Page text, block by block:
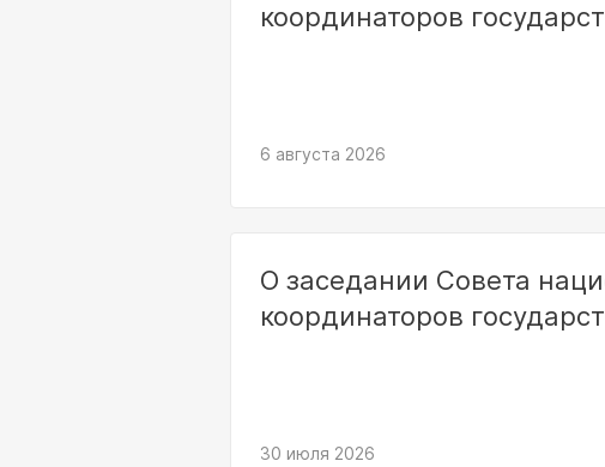
координаторов
6 августа 2026
О заседании Совета
координаторов
30 июля 2026